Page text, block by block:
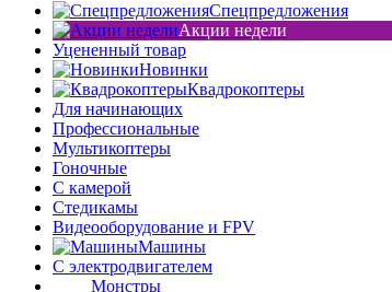
Спецпредложения
Акции недели
Уцененный товар
Новинки
Квадрокоптеры
Для начинающих
Профессиональные
Мультикоптеры
Гоночные
C камерой
Стедикамы
Видеооборудование и FPV
Машины
С электродвигателем
Монстры